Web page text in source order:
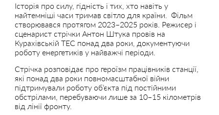
Історія про силу, гідність і тих, хто навіть у
найтемніші часи тримав світло для країни. Фільм
створювався протягом 2023–2025 років. Режисер і
сценарист стрічки Антон Штука провів на
Курахівській ТЕС понад два роки, документуючи
роботу енергетиків у найважчі періоди.
Стрічка розповідає про героїзм працівників станції,
які понад два роки повномасштабної війни
підтримували роботу об’єкта під постійними
обстрілами, перебуваючи лише за 10–15 кілометрів
від лінії фронту.